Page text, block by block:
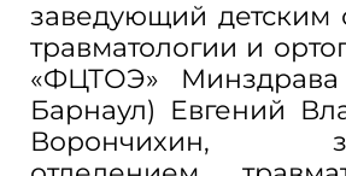
заведующий детским
травматологии и
«ФЦТОЭ»
Барнаул) Евгений
Ворончихин,